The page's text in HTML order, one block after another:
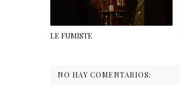
LE FUMISTE
NO HAY COMENTARIOS: